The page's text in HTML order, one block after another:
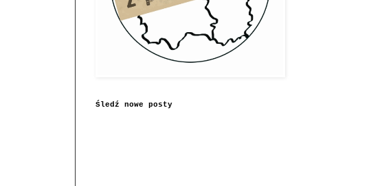
Śledź nowe posty